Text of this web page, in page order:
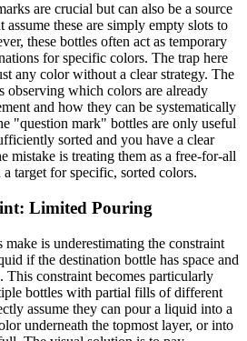
are crucial but can also be a source
these are simply empty slots to
these bottles often act as temporary
for specific colors. The trap here
any color without a clear strategy. The
observing which colors are already
and how they can be systematically
"question mark" bottles are only useful
sorted and you have a clear
mistake is treating them as a free-for-all
target for specific, sorted colors.
Limited Pouring
is underestimating the constraint
if the destination bottle has space and
This constraint becomes particularly
bottles with partial fills of different
assume they can pour a liquid into a
underneath the topmost layer, or into